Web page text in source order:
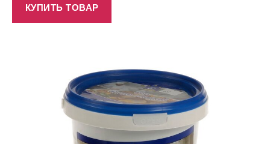
КУПИТЬ ТОВАР